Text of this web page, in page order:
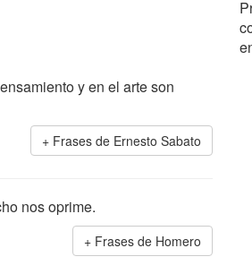
y en el arte son
Frases de Ernesto Sabato
nos oprime.
Frases de Homero